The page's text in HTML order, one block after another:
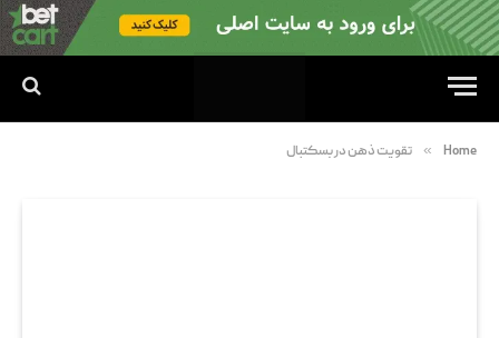
Home
» تقویت ذهن در بسکتبال